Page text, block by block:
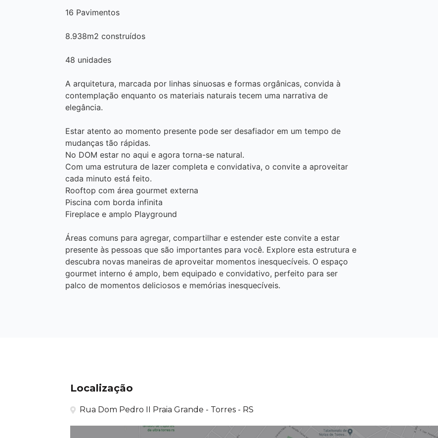
16 Pavimentos
8.938m2 construídos
48 unidades
A arquitetura, marcada por linhas sinuosas e formas orgânicas, convida à
contemplação enquanto os materiais naturais tecem uma narrativa de
elegância.
Estar atento ao momento presente pode ser desafiador em um tempo de
mudanças tão rápidas.
No DOM estar no aqui e agora torna-se natural.
Com uma estrutura de lazer completa e convidativa, o convite a aproveitar
cada minuto está feito.
Rooftop com área gourmet externa
Piscina com borda infinita
Fireplace e amplo Playground
Áreas comuns para agregar, compartilhar e estender este convite a estar
presente às pessoas que são importantes para você. Explore esta estrutura e
descubra novas maneiras de aproveitar momentos inesquecíveis. O espaço
gourmet interno é amplo, bem equipado e convidativo, perfeito para ser
palco de momentos deliciosos e memórias inesquecíveis.
Localização
Rua Dom Pedro II Praia Grande - Torres - RS